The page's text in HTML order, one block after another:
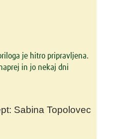
je hitro pripravljena.
in jo nekaj dni
Sabina Topolovec